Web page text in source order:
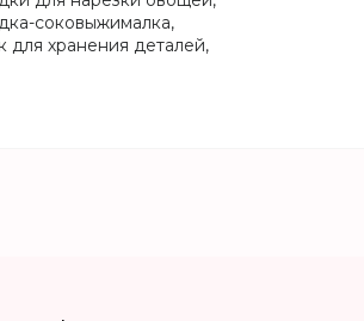
соковыжималка,
для хранения деталей,